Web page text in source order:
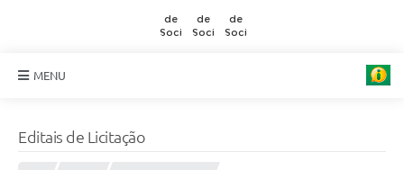
MENU
Editais de Licitação